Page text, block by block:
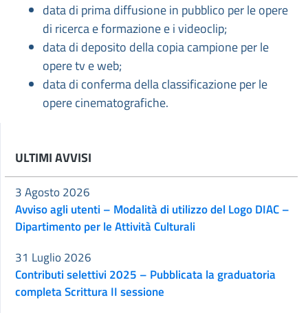
data di prima diffusione in pubblico per le opere
di ricerca e formazione e i videoclip;
data di deposito della copia campione per le
opere tv e web;
data di conferma della classificazione per le
opere cinematografiche.
ULTIMI AVVISI
Avviso agli utenti – Modalità di utilizzo del Logo DIAC –
Dipartimento per le Attività Culturali
3 Agosto 2026
Contributi selettivi 2025 – Pubblicata la graduatoria
completa Scrittura II sessione
31 Luglio 2026